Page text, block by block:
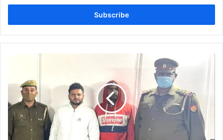
Email